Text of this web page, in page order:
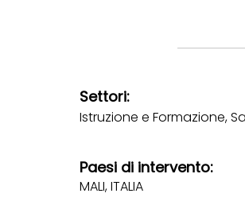
Settori:
Istruzione e Formazione,
Paesi di intervento:
MALI, ITALIA